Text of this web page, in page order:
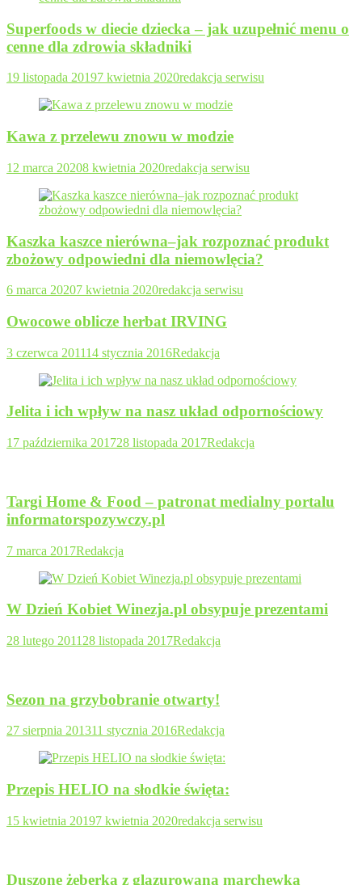
Superfoods w diecie dziecka – jak uzupełnić menu o
cenne dla zdrowia składniki
19 listopada 20197 kwietnia 2020redakcja serwisu
Kawa z przelewu znowu w modzie
12 marca 20208 kwietnia 2020redakcja serwisu
Kaszka kaszce nierówna–jak rozpoznać produkt
zbożowy odpowiedni dla niemowlęcia?
6 marca 20207 kwietnia 2020redakcja serwisu
Owocowe oblicze herbat IRVING
3 czerwca 201114 stycznia 2016Redakcja
Jelita i ich wpływ na nasz układ odpornościowy
17 października 201728 listopada 2017Redakcja
Targi Home & Food – patronat medialny portalu
informatorspozywczy.pl
7 marca 2017Redakcja
W Dzień Kobiet Winezja.pl obsypuje prezentami
28 lutego 2011 28 listopada 2017Redakcja
Sezon na grzybobranie otwarty!
27 sierpnia 201311 stycznia 2016Redakcja
Przepis HELIO na słodkie święta:
15 kwietnia 20197 kwietnia 2020redakcja serwisu
Duszone żeberka z glazurowaną marchewką